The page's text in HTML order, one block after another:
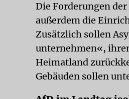
Die Forderungen
außerdem die
Zusätzlich sollen
unternehmen«,
Heimatland
Gebäuden sollen